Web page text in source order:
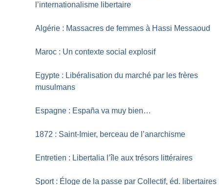
l’internationalisme libertaire
Algérie : Massacres de femmes à Hassi Messaoud
Maroc : Un contexte social explosif
Egypte : Libéralisation du marché par les frères
musulmans
Espagne : España va muy bien…
1872 : Saint-Imier, berceau de l’anarchisme
Entretien : Libertalia l’île aux trésors littéraires
Sport : Éloge de la passe par Collectif, éd. libertaires